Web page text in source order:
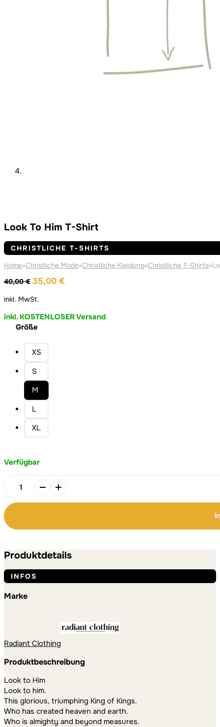
Look To Him T-Shirt
CHRISTLICHE T-SHIRTS
Home»Christliche Mode»Christliche Kleidung»Christliche T-Shirts»
40,00€ Ursprünglicher
war:
40,00 €
35,00 €Aktueller
35,00 €.
inkl. MwSt.
inkl. KOSTENLOSER Versand
Größe
XS
S
M
L
XL
Verfügbar
Look
To
T-
Shirt
Produktdetails
INFOS
Marke
Radiant Clothing
Produktbeschreibung
Look to Him
Look to him.
This glorious, triumphing King of Kings.
Who has created heaven and earth.
Who is almighty and beyond measures.